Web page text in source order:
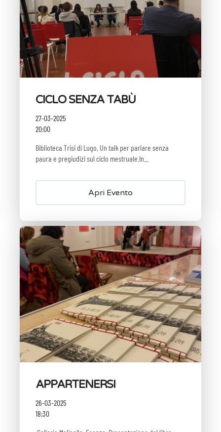
CICLO SENZA TABÙ
27-03-2025
20:00
Biblioteca Trisi di Lugo. Un talk per parlare senza
paura e pregiudizi sul ciclo mestruale.In...
Apri Evento
APPARTENERSI
26-03-2025
18:30